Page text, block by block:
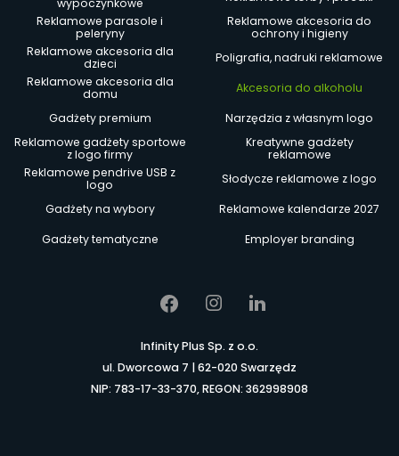
wypoczynkowe
Reklamowe parasole i
peleryny
Reklamowe akcesoria do
ochrony i higieny
Reklamowe akcesoria dla
dzieci
Poligrafia, nadruki reklamowe
Reklamowe akcesoria dla
domu
Akcesoria do alkoholu
Gadżety premium
Narzędzia z własnym logo
Reklamowe gadżety sportowe
z logo firmy
Kreatywne gadżety
reklamowe
Reklamowe pendrive USB z
logo
Słodycze reklamowe z logo
Gadżety na wybory
Reklamowe kalendarze 2027
Gadżety tematyczne
Employer branding
Infinity Plus Sp. z o.o.
ul. Dworcowa 7 | 62-020 Swarzędz
NIP: 783-17-33-370, REGON: 362998908